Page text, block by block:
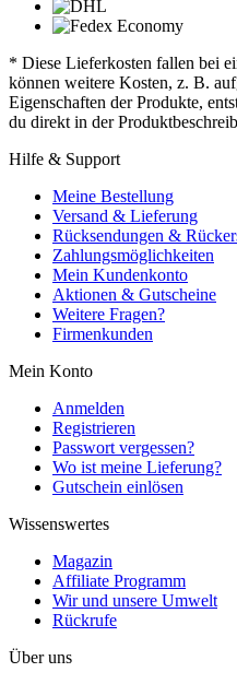
* Diese Lieferkosten fallen bei
können weitere Kosten, z. B.
Eigenschaften der Produkte,
du direkt in der
Hilfe & Support
Meine Bestellung
Versand & Lieferung
Rücksendungen &
Zahlungsmöglichkeiten
Mein Kundenkonto
Aktionen & Gutscheine
Weitere Fragen?
Firmenkunden
Mein Konto
Anmelden
Registrieren
Passwort vergessen?
Wo ist meine Lieferung?
Gutschein einlösen
Wissenswertes
Magazin
Affiliate Programm
Wir und unsere Umwelt
Rückrufe
Über uns